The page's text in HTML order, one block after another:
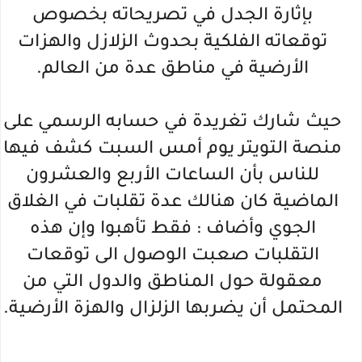
بإثارة الجدل في تصريحاته بخصوص
توقعاته الفلكية بحدوث الزلازل والهزات
الأرضية في مناطق عدة من العالم.
حيث شارك تغريدة في حسابه الرسمي على
منصة التويتر يوم أمس السبت كشف فيها
للناس بأن الساعات الأربع والعشرون
الماضية كان هنالك عدة تقلبات في الغلاق
الجوي وأضاف : فقط تأهبوا وإن هذه
التقلبات صعبت الوصول الى توقعات
معقولة حول المناطق والدول التي من
المحتمل أن يضربها الزلزال والهزة الأرضية.